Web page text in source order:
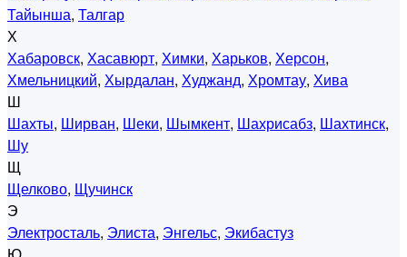
Тайынша, Талгар
Х
Хабаровск, Хасавюрт, Химки, Харьков, Херсон,
Хмельницкий, Хырдалан, Худжанд, Хромтау, Хива
Ш
Шахты, Ширван, Шеки, Шымкент, Шахрисабз, Шахтинск,
Шу
Щ
Щелково, Щучинск
Э
Электросталь, Элиста, Энгельс, Экибастуз